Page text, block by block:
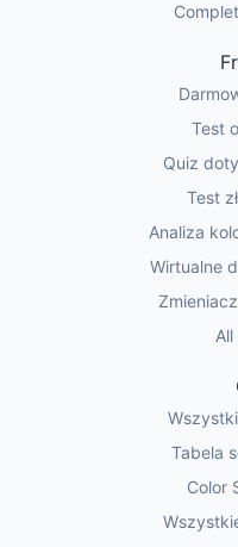
Test
Quiz
Test
Analiza
Wirtualne
Tabela
Color